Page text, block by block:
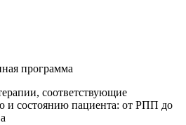
программа
соответствующие
и состоянию пациента: от РПП до